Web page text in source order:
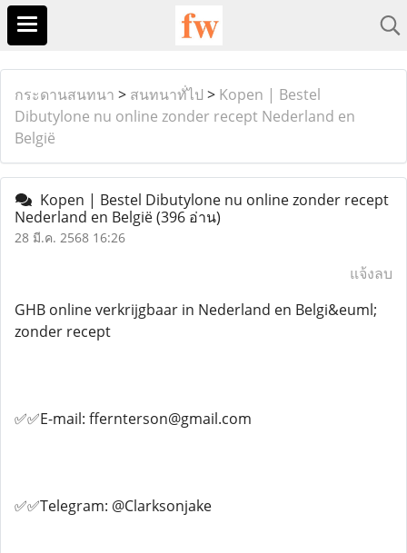
กระดานสนทนา > สนทนาทั่ไป > Kopen | Bestel
Dibutylone nu online zonder recept Nederland en
België
Kopen | Bestel Dibutylone nu online zonder recept
Nederland en België(396 อ่าน)
28 มี.ค. 2568 16:26
แจ้งลบ
GHB online verkrijgbaar in Nederland en Belgi&euml;
zonder recept
✅✅E-mail: ffernterson@gmail.com
✅✅Telegram: @Clarksonjake